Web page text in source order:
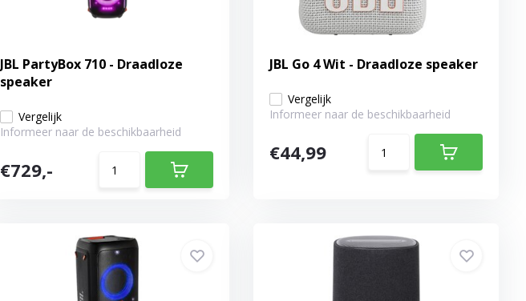
JBL PartyBox 710 - Draadloze
speaker
Vergelijk
Informeer naar de beschikbaarheid
€729,-
JBL Go 4 Wit - Draadloze speaker
Vergelijk
Informeer naar de beschikbaarheid
€44,99